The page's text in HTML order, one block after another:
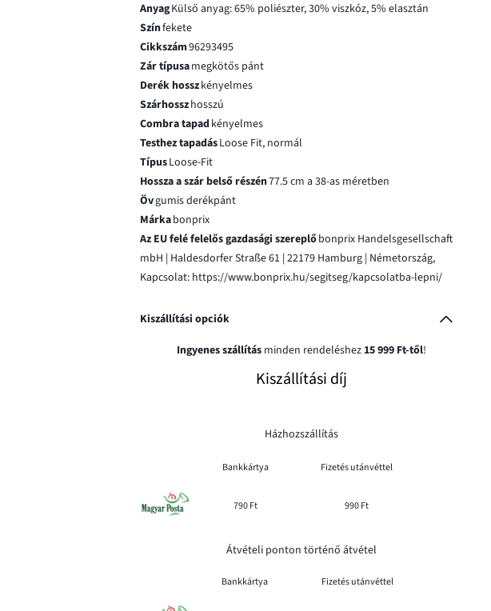
AnyagKülső anyag: 65% poliészter, 30% viszkóz, 5% elasztán
Színfekete
Cikkszám96293495
Zár típusamegkötős pánt
Derék hosszkényelmes
Szárhosszhosszú
Combra tapadkényelmes
Testhez tapadásLoose Fit, normál
TípusLoose-Fit
Hossza a szár belső részén77.5 cm a 38-as méretben
Övgumis derékpánt
Márkabonprix
Az EU felé felelős gazdasági szereplőbonprix Handelsgesellschaft
mbH | Haldesdorfer Straße 61 | 22179 Hamburg | Németország,
Kapcsolat: https://www.bonprix.hu/segitseg/kapcsolatba-lepni/
Kiszállítási opciók
Ingyenes szállításminden rendeléshez 15 999 Ft-től!
Kiszállítási díj
Házhozszállítás
Bankkártya Fizetés utánvéttel
790 Ft 990 Ft
Átvételi ponton történő átvétel
Bankkártya Fizetés utánvéttel